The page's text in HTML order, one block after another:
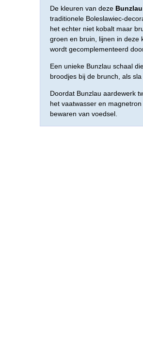
De kleuren van deze
traditionele Boleslawiec-
het echter niet kobalt maar
groen en bruin, lijnen in deze
wordt gecomplementeerd
Een unieke Bunzlau schaal
broodjes bij de brunch, als
Doordat Bunzlau aardewerk
het vaatwasser en
bewaren van voedsel.